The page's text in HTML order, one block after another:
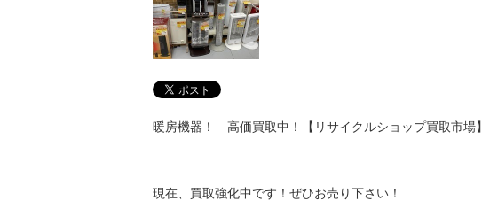
暖房機器！ 高価買取中！【リサイクルショップ買取市場】
現在、買取強化中です！ぜひお売り下さい！